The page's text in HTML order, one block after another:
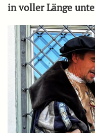
in voller Länge